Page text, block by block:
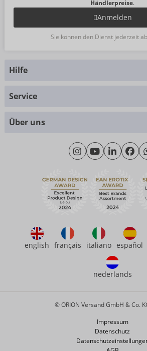
Händlerpreise.
Anmelden
Sie können den Dienst jederzeit
Hilfe
Montag - Donnerstag: 09:00 -
Freitag: 09:00 - 15:00
Kontakt
Häufige Fragen
Service
Über uns
Wir über uns
Nachhaltigkeit
eroFame
english français italiano español
nederlands
Impressum
Datenschutz
© ORION Versand GmbH & Co.